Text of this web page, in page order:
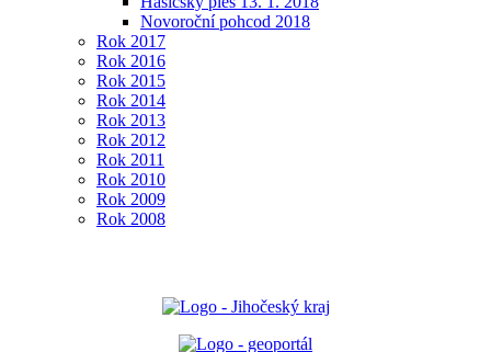
Novoroční pohcod 2018
Rok 2017
Rok 2016
Rok 2015
Rok 2014
Rok 2013
Rok 2012
Rok 2011
Rok 2010
Rok 2009
Rok 2008